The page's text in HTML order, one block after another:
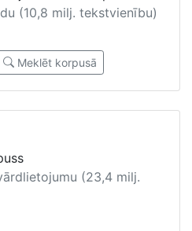
(10,8 milj. tekstvienību)
Meklēt korpusā
(23,4 milj.